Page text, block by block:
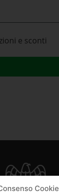
Cookie
e sconti